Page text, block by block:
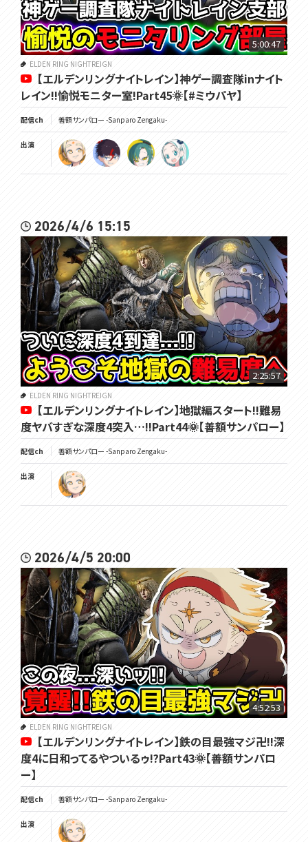
5:00:47
ELDEN RING NIGHTREIGN
【エルデンリングナイトレイン】神ゲー調査隊inナイト
レイン!!愉悦モニター室!Part45🌞【#ミウパヤ】
配信ch 善額サンパロー -Sanparo Zengaku-
出演
2026/4/6 15:15
2:25:57
ELDEN RING NIGHTREIGN
【エルデンリングナイトレイン】地獄編スタート!!難易
度ヤバすぎな深度4突入…!!Part44🌞【善額サンパロー】
配信ch 善額サンパロー -Sanparo Zengaku-
出演
2026/4/5 20:00
4:52:53
ELDEN RING NIGHTREIGN
【エルデンリングナイトレイン】鉄の目最強マジ卍!!深
度4に日和ってるやついるゥ!?Part43🌞【善額サンパロ
ー】
配信ch 善額サンパロー -Sanparo Zengaku-
出演